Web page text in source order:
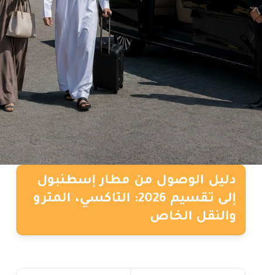
دليل الوصول من مطار إسطنبول
إلى تقسيم 2026: التاكسي، المترو
والنقل الخاص